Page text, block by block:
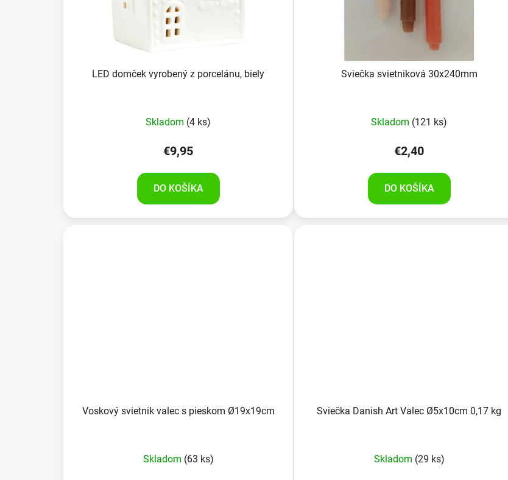
LED domček vyrobený z porcelánu, biely
Skladom (4 ks)
€9,95
DO KOŠÍKA
Sviečka svietniková 30x240mm
Skladom (121 ks)
€2,40
DO KOŠÍKA
Voskový svietnik valec s pieskom Ø19x19cm
Skladom (63 ks)
Sviečka Danish Art Valec Ø5x10cm 0,17 kg
Skladom (29 ks)